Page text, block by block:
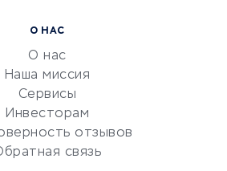
О НАС
О нас
Наша миссия
Сервисы
Инвесторам
отзывов
связь